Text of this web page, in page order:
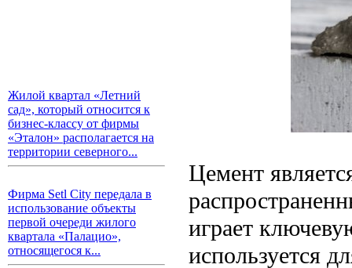
Жилой квартал «Летний
сад», который относится к
бизнес-классу от фирмы
«Эталон» располагается на
территории северного...
Фирма Setl City передала в
использование объекты
первой очереди жилого
квартала «Палацио»,
относящегося к...
Цемент
играет
используется